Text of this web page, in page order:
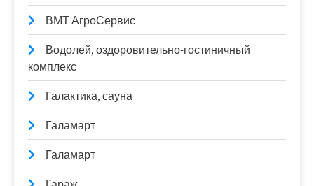
ВМТ АгроСервис
Водолей, оздоровительно-гостиничный
комплекс
Галактика, сауна
Галамарт
Галамарт